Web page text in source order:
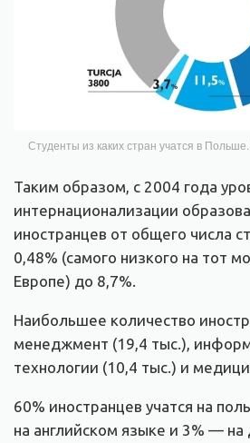
Студенты из каких стран учатся в
Таким образом, с 2004 года
интернационализации
иностранцев от общего числа
0,48% (самого низкого на тот
Европе) до 8,7%.
Наибольшее количество
менеджмент (19,4 тыс.),
технологии (10,4 тыс.) и
60% иностранцев учатся на
на английском языке и 3% — на